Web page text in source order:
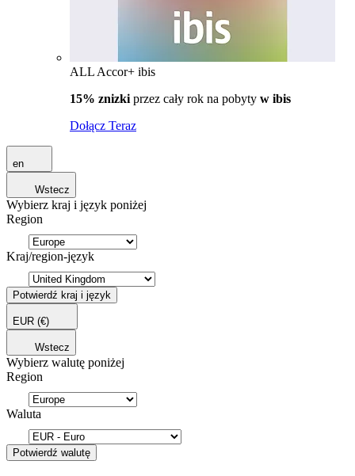
ALL Accor+ ibis
15% znizki przez cały rok na pobyty w ibis
Dołącz Teraz
en
Wstecz
Wybierz kraj i język poniżej
Region
Kraj/region-język
Potwierdź kraj i język
EUR (€)
Wstecz
Wybierz walutę poniżej
Region
Waluta
Potwierdź walutę